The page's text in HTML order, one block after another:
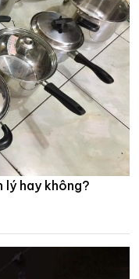
lý hay không?